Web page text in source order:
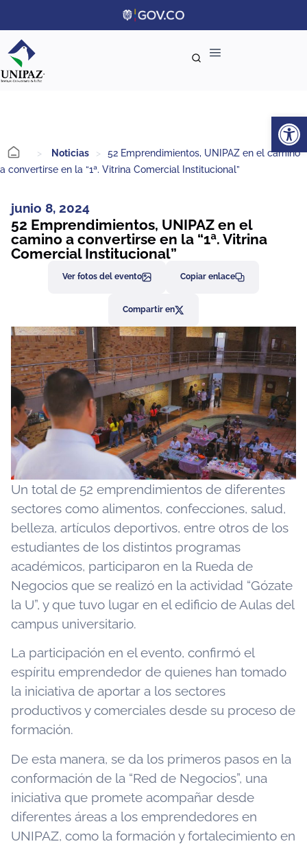
> Noticias >
52 Emprendimientos, UNIPAZ en el camino
a convertirse en la “1ª. Vitrina Comercial Institucional”
junio 8, 2024
52 Emprendimientos, UNIPAZ en el
camino a convertirse en la “1ª. Vitrina
Comercial Institucional”
Ver fotos del evento Copiar enlace
Compartir en
Un total de 52 emprendimientos de diferentes
sectores como alimentos, confecciones, salud,
belleza, artículos deportivos, entre otros de los
estudiantes de los distintos programas
académicos, participaron en la Rueda de
Negocios que se realizó en la actividad “Gózate
la U”, y que tuvo lugar en el edificio de Aulas del
campus universitario.
La participación en el evento, confirmó el
espíritu emprendedor de quienes han tomado
la iniciativa de aportar a los sectores
productivos y comerciales desde su proceso de
formación.
De esta manera, se da los primeros pasos en la
conformación de la “Red de Negocios”, una
iniciativa que promete acompañar desde
diferentes áreas a los emprendedores en
UNIPAZ, como la formación y fortalecimiento en